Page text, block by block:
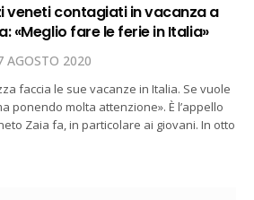
veneti contagiati in vacanza a
«Meglio fare le ferie in Italia»
AGOSTO 2020
faccia le sue vacanze in Italia. Se vuole
ponendo molta attenzione». È l’appello
Zaia fa, in particolare ai giovani. In otto